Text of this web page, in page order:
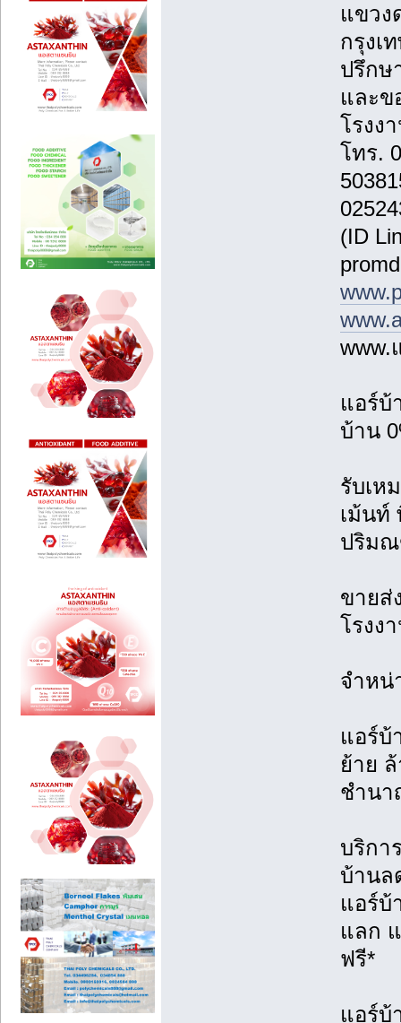
แขวง
กรุงเ
ปรึกษ
และข
โรงง
โทร.
(ID
www.
แอร์บ้
บ้าน
รับเห
เม้นท์
ปริม
ขายส่
โรงง
จำหน่
แอร์บ้
ย้าย
ชำนา
บริกา
บ้านล
แอร์บ้
แลก
ฟรี*
แอร์บ้